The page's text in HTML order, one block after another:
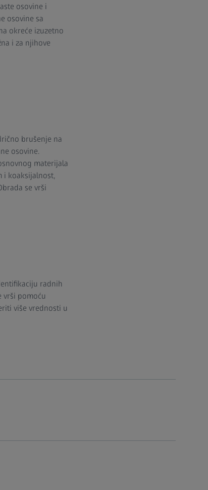
osovine i
osovine sa
okreće izuzetno
i za njihove
brušenje na
osovine.
materijala
i koaksijalnost,
se vrši
radnih
vrši pomoću
više vrednosti u